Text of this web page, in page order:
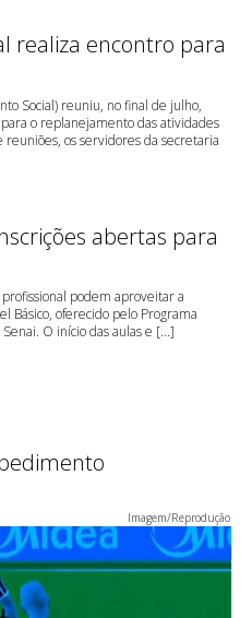
realiza encontro para
Social) reuniu, no final de julho,
o replanejamento das atividades
os servidores da secretaria
abertas para
podem aproveitar a
Básico, oferecido pelo Programa
O início das aulas e [...]
Imagem/Reprodução